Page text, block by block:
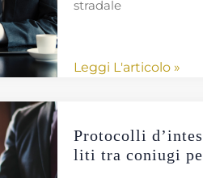
stradale
Leggi L'articolo »
Protocolli
liti tra coniugi